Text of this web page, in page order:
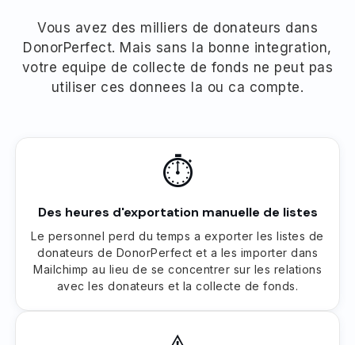
Vous avez des milliers de donateurs dans
DonorPerfect. Mais sans la bonne integration,
votre equipe de collecte de fonds ne peut pas
utiliser ces donnees la ou ca compte.
⏱
Des heures d'exportation manuelle de listes
Le personnel perd du temps a exporter les listes de
donateurs de DonorPerfect et a les importer dans
Mailchimp au lieu de se concentrer sur les relations
avec les donateurs et la collecte de fonds.